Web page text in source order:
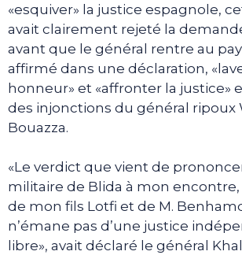
«esquiver» la justice espagnole,
avait clairement rejeté la
avant que le général rentre au
affirmé dans une déclaration,
honneur» et «affronter la justice»
des injonctions du général ripoux
Bouazza.
«Le verdict que vient de
militaire de Blida à mon encontre,
de mon fils Lotfi et de M.
n’émane pas d’une justice
libre», avait déclaré le général